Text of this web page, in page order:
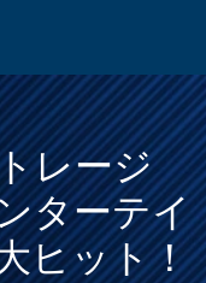
レージ
ターテイ
ヒット！